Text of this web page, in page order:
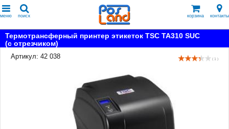
меню поиск корзина контакты
Термотрансферный принтер этикеток TSC TA310 SUC
(с отрезчиком)
Артикул: 42 038
( 1 )